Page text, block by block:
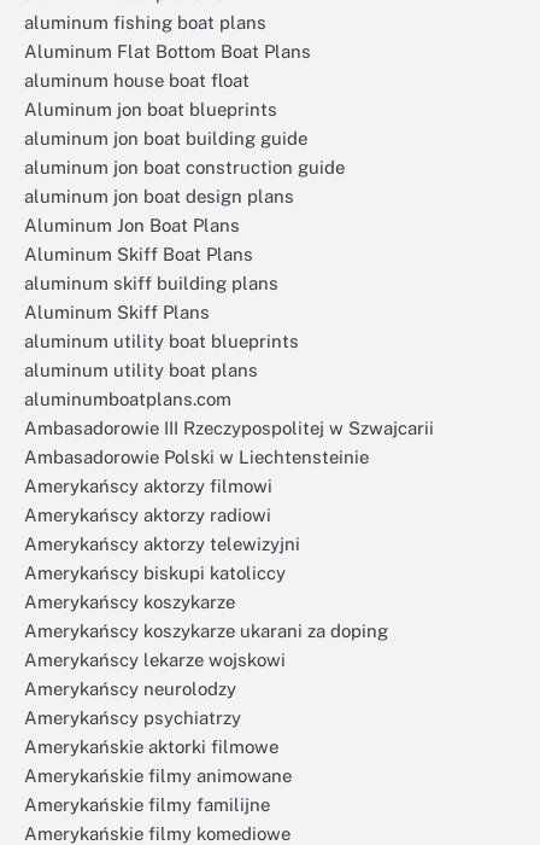
aluminum fishing boat plans
Aluminum Flat Bottom Boat Plans
aluminum house boat float
Aluminum jon boat blueprints
aluminum jon boat building guide
aluminum jon boat construction guide
aluminum jon boat design plans
Aluminum Jon Boat Plans
Aluminum Skiff Boat Plans
aluminum skiff building plans
Aluminum Skiff Plans
aluminum utility boat blueprints
aluminum utility boat plans
aluminumboatplans.com
Ambasadorowie III Rzeczypospolitej w Szwajcarii
Ambasadorowie Polski w Liechtensteinie
Amerykańscy aktorzy filmowi
Amerykańscy aktorzy radiowi
Amerykańscy aktorzy telewizyjni
Amerykańscy biskupi katoliccy
Amerykańscy koszykarze
Amerykańscy koszykarze ukarani za doping
Amerykańscy lekarze wojskowi
Amerykańscy neurolodzy
Amerykańscy psychiatrzy
Amerykańskie aktorki filmowe
Amerykańskie filmy animowane
Amerykańskie filmy familijne
Amerykańskie filmy komediowe